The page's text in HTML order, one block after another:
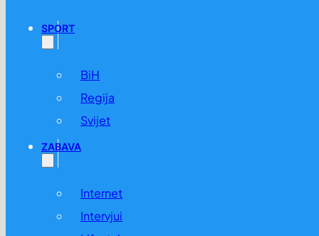
SPORT
BiH
Regija
Svijet
ZABAVA
Internet
Intervjui